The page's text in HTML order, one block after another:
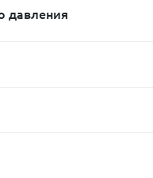
давления